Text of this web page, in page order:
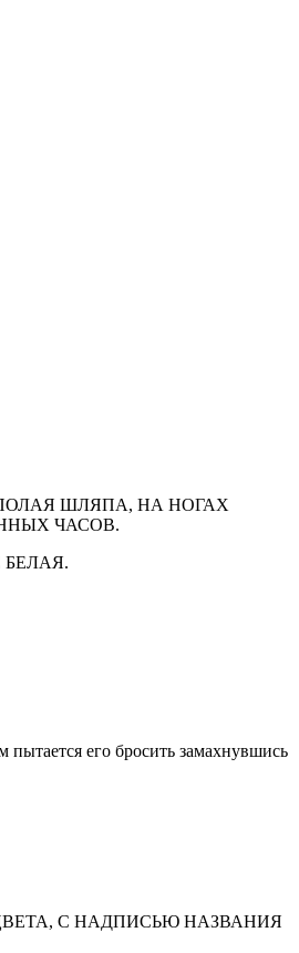
ШЛЯПА, НА НОГАХ
ЧАСОВ.
его бросить замахнувшись
С НАДПИСЬЮ НАЗВАНИЯ